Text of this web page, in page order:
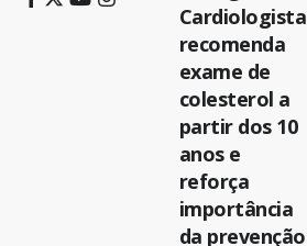
Cardiologista
recomenda
exame de
colesterol a
partir dos 10
anos e
reforça
importância
da prevenção